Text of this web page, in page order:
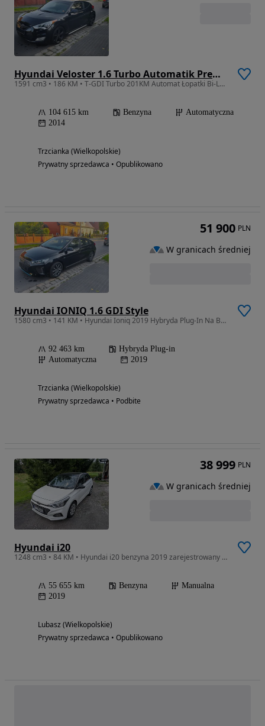
Hyundai Veloster 1.6 Turbo Automatik Premium
1591 cm3 • 186 KM • T-GDI Turbo 201KM Automat Łopatki Bi-LED OKAZJA
104 615 km Benzyna
Automatyczna
2014
Trzcianka (Wielkopolskie)
Prywatny sprzedawca • Opublikowano
Hyundai IONIQ 1.6 GDI Style
1580 cm3 • 141 KM • Hyundai Ioniq 2019 Hybryda Plug-In Na Baterii 55km Tylko 92tys.km
92 463 km
Hybryda Plug-in
Automatyczna
2019
Trzcianka (Wielkopolskie)
Prywatny sprzedawca • Podbite
51 900 PLN
W granicach średniej
Hyundai i20
1248 cm3 • 84 KM • Hyundai i20 benzyna 2019 zarejestrowany gotowy do jazdy
55 655 km Benzyna
Manualna
2019
Lubasz (Wielkopolskie)
Prywatny sprzedawca • Opublikowano
38 999 PLN
W granicach średniej